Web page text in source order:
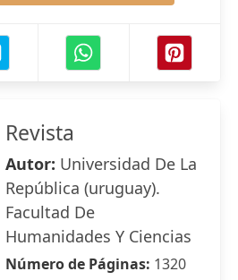
Revista
Autor: Universidad De La
República (uruguay).
Facultad De
Humanidades Y Ciencias
Número de Páginas: 1320